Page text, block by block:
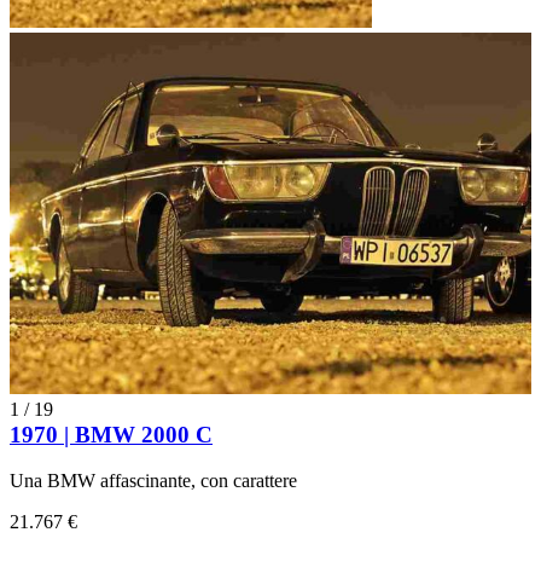
1 / 19
1970 | BMW 2000 C
Una BMW affascinante, con carattere
21.767 €